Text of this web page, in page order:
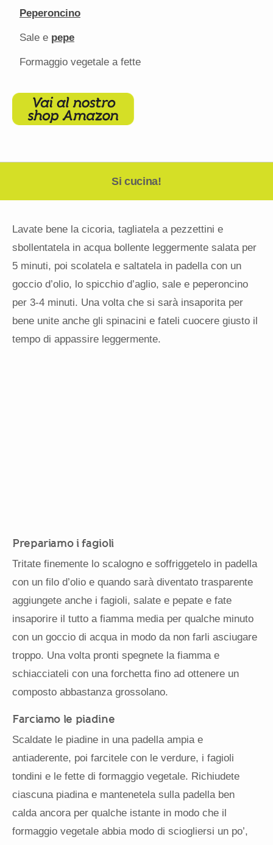
Peperoncino
Sale e pepe
Formaggio vegetale a fette
Si cucina!
Lavate bene la cicoria, tagliatela a pezzettini e
sbollentatela in acqua bollente leggermente salata per
5 minuti, poi scolatela e saltatela in padella con un
goccio d’olio, lo spicchio d’aglio, sale e peperoncino
per 3-4 minuti. Una volta che si sarà insaporita per
bene unite anche gli spinacini e fateli cuocere giusto il
tempo di appassire leggermente.
Prepariamo i fagioli
Tritate finemente lo scalogno e soffriggetelo in padella
con un filo d’olio e quando sarà diventato trasparente
aggiungete anche i fagioli, salate e pepate e fate
insaporire il tutto a fiamma media per qualche minuto
con un goccio di acqua in modo da non farli asciugare
troppo. Una volta pronti spegnete la fiamma e
schiacciateli con una forchetta fino ad ottenere un
composto abbastanza grossolano.
Farciamo le piadine
Scaldate le piadine in una padella ampia e
antiaderente, poi farcitele con le verdure, i fagioli
tondini e le fette di formaggio vegetale. Richiudete
ciascuna piadina e mantenetela sulla padella ben
calda ancora per qualche istante in modo che il
formaggio vegetale abbia modo di sciogliersi un po’,